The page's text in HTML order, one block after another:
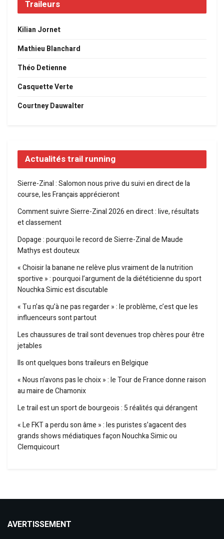
Traileurs
Kilian Jornet
Mathieu Blanchard
Théo Detienne
Casquette Verte
Courtney Dauwalter
Actualités trail running
Sierre-Zinal : Salomon nous prive du suivi en direct de la
course, les Français apprécieront
Comment suivre Sierre-Zinal 2026 en direct : live, résultats
et classement
Dopage : pourquoi le record de Sierre-Zinal de Maude
Mathys est douteux
« Choisir la banane ne relève plus vraiment de la nutrition
sportive » : pourquoi l’argument de la diététicienne du sport
Nouchka Simic est discutable
« Tu n’as qu’à ne pas regarder » : le problème, c’est que les
influenceurs sont partout
Les chaussures de trail sont devenues trop chères pour être
jetables
Ils ont quelques bons traileurs en Belgique
« Nous n’avons pas le choix » : le Tour de France donne raison
au maire de Chamonix
Le trail est un sport de bourgeois : 5 réalités qui dérangent
« Le FKT a perdu son âme » : les puristes s’agacent des
grands shows médiatiques façon Nouchka Simic ou
Clemquicourt
AVERTISSEMENT